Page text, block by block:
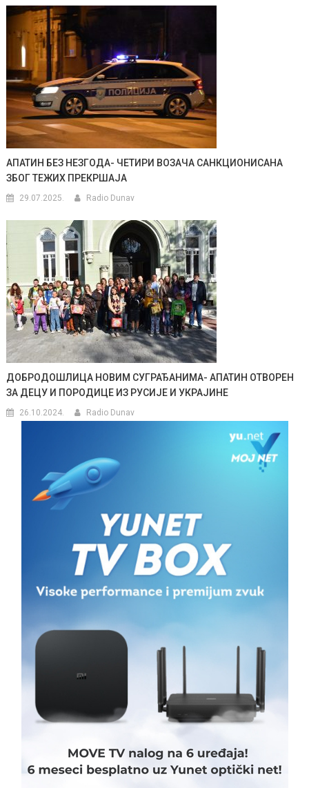
АПАТИН БЕЗ НЕЗГОДА- ЧЕТИРИ ВОЗАЧА САНКЦИОНИСАНА
ЗБОГ ТЕЖИХ ПРЕКРШАЈА
29.07.2025. Radio Dunav
ДОБРОДОШЛИЦА НОВИМ СУГРАЂАНИМА- АПАТИН ОТВОРЕН
ЗА ДЕЦУ И ПОРОДИЦЕ ИЗ РУСИЈЕ И УКРАЈИНЕ
26.10.2024. Radio Dunav